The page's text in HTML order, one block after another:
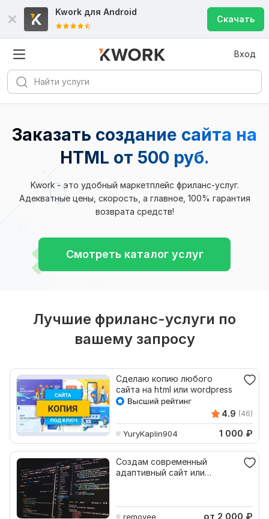
Kwork для Android
Скачать
Вход
Заказать cоздание сайта на
HTML от 500 руб.
Kwork - это удобный маркетплейс фриланс-услуг.
Адекватные цены, скорость, а главное, 100% гарантия
возврата средств!
Смотреть каталог услуг
Лучшие фриланс-услуги по
вашему запросу
Сделаю копию любого
сайта на html или wordpress
4.9 (46)
YuryKaplin904 1 000 ₽
Создам современный
адаптивный сайт или
removee от 2 000 ₽